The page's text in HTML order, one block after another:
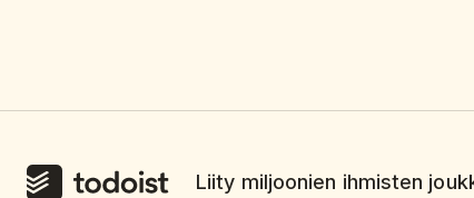
Liity miljoonien ihmisten